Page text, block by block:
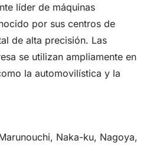
líder de máquinas
por sus centros de
de alta precisión. Las
se utilizan ampliamente en
la automovilística y la
Naka-ku, Nagoya,